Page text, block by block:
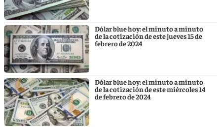
Dólar blue hoy: el minuto a minuto
de la cotización de este jueves 15 de
febrero de 2024
Dólar blue hoy: el minuto a minuto
de la cotización de este miércoles 14
de febrero de 2024